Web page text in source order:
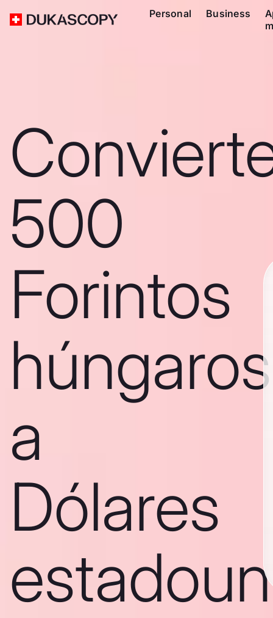
Personal Business
500
Forintos
húngaros
a
Dólares